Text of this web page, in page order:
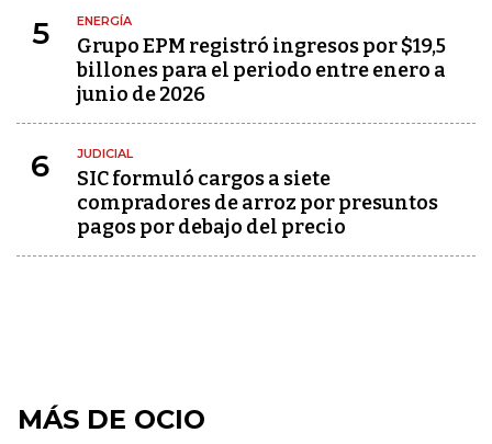
5 ENERGÍA
Grupo EPM registró ingresos por $19,5
billones para el periodo entre enero a
junio de 2026
6 JUDICIAL
SIC formuló cargos a siete
compradores de arroz por presuntos
pagos por debajo del precio
MÁS DE OCIO